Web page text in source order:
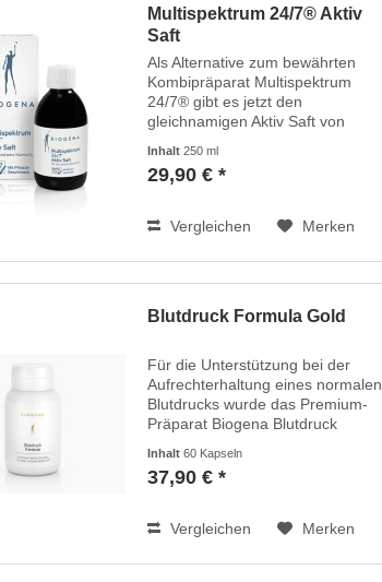
Multispektrum 24/7® Aktiv
Saft
Als Alternative zum bewährten
Kombipräparat Multispektrum
24/7® gibt es jetzt den
gleichnamigen Aktiv Saft von
und leckerem Pfirsich-Geschmack.
Multispektrum 24/7® Aktiv Saft
Inhalt250 ml
29,90 € *
Vergleichen Merken
Blutdruck Formula Gold
Für die Unterstützung bei der
Aufrechterhaltung eines normalen
Blutdrucks wurde das Premium-
Präparat Biogena Blutdruck
einer innovativen
Spezialformulierung, basierend auf
Inhalt60 Kapseln
37,90 € *
Vergleichen Merken